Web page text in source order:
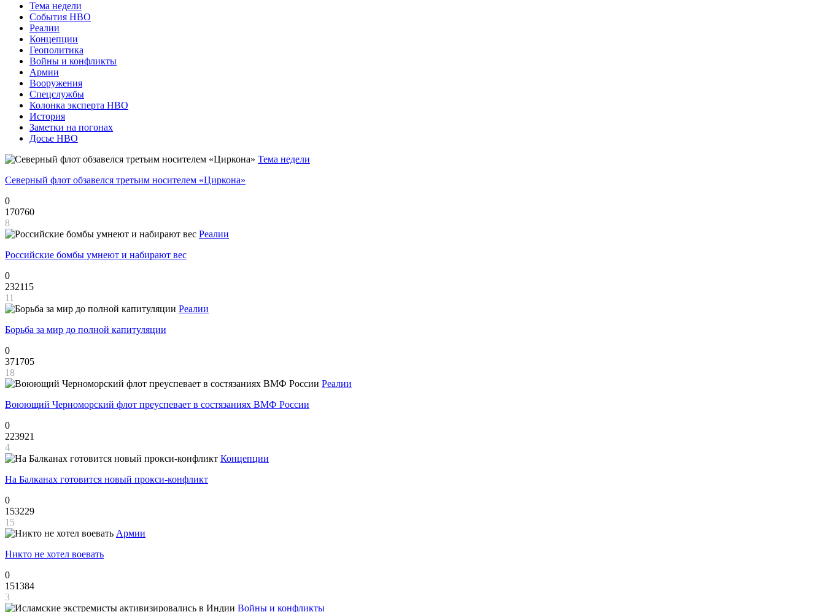
Тема недели
События НВО
Реалии
Концепции
Геополитика
Войны и конфликты
Армии
Вооружения
Спецслужбы
Колонка эксперта НВО
История
Заметки на погонах
Досье НВО
Тема недели
Северный флот обзавелся третьим носителем «Циркона»
0
170760
8
Реалии
Российские бомбы умнеют и набирают вес
0
232115
11
Реалии
Борьба за мир до полной капитуляции
0
371705
18
Реалии
Воюющий Черноморский флот преуспевает в состязаниях ВМФ России
0
223921
4
Концепции
На Балканах готовится новый прокси-конфликт
0
153229
15
Армии
Никто не хотел воевать
0
151384
3
Войны и конфликты